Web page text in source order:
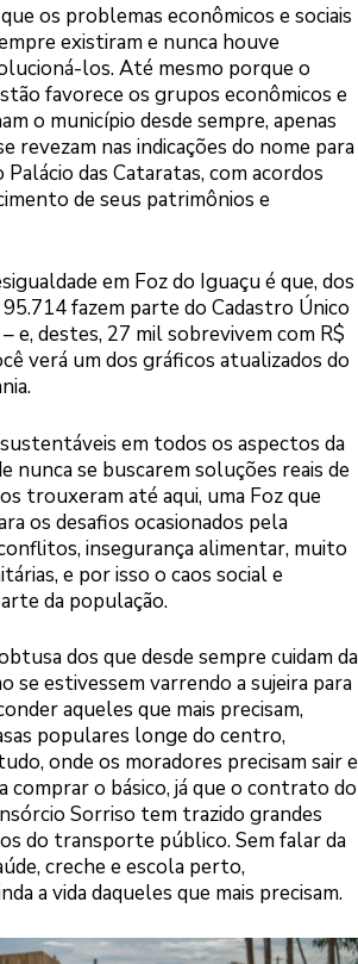
os problemas econômicos e sociais
existiram e nunca houve
los. Até mesmo porque o
favorece os grupos econômicos e
o município desde sempre, apenas
revezam nas indicações do nome para
das Cataratas, com acordos
de seus patrimônios e
em Foz do Iguaçu é que, dos
fazem parte do Cadastro Único
e, destes, 27 mil sobrevivem com R$
verá um dos gráficos atualizados do
em todos os aspectos da
nunca se buscarem soluções reais de
trouxeram até aqui, uma Foz que
os desafios ocasionados pela
insegurança alimentar, muito
e por isso o caos social e
da população.
dos que desde sempre cuidam da
se estivessem varrendo a sujeira para
aqueles que mais precisam,
populares longe do centro,
onde os moradores precisam sair e
comprar o básico, já que o contrato do
Sorriso tem trazido grandes
do transporte público. Sem falar da
creche e escola perto,
a vida daqueles que mais precisam.